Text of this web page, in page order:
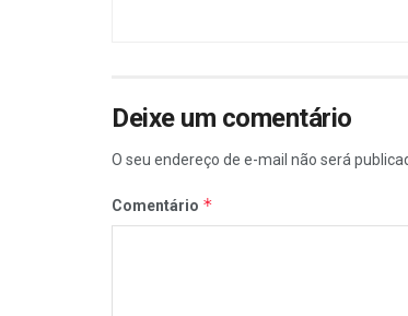
Deixe um comentário
O seu endereço de e-mail não será
Comentário *